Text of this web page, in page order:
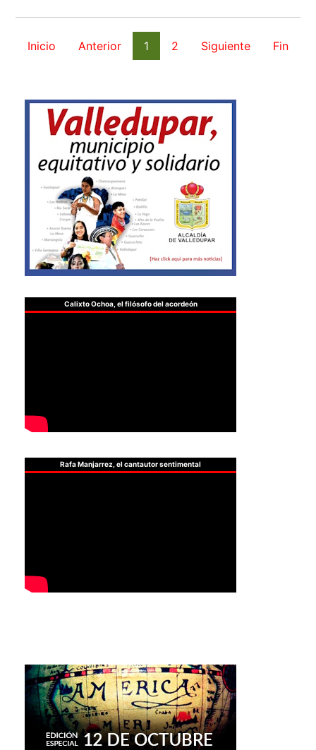
Inicio Anterior 1 2 Siguiente Fin
Calixto Ochoa, el filósofo del acordeón
Rafa Manjarrez, el cantautor sentimental